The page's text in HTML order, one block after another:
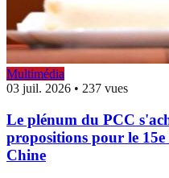
Multimédia
03 juil. 2026 • 237 vues
Le plénum du PCC
propositions pour le
Chine